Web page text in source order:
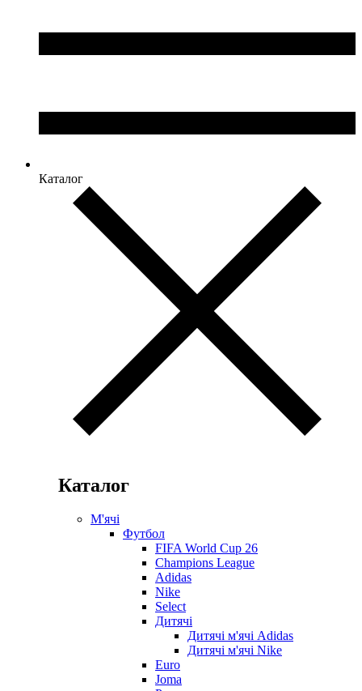
Каталог
Каталог
М'ячі
Футбол
FIFA World Cup 26
Champions League
Adidas
Nike
Select
Дитячі
Дитячі м'ячі Adidas
Дитячі м'ячі Nike
Euro
Joma